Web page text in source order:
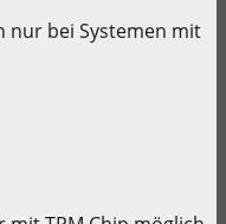
nur bei Systemen mit